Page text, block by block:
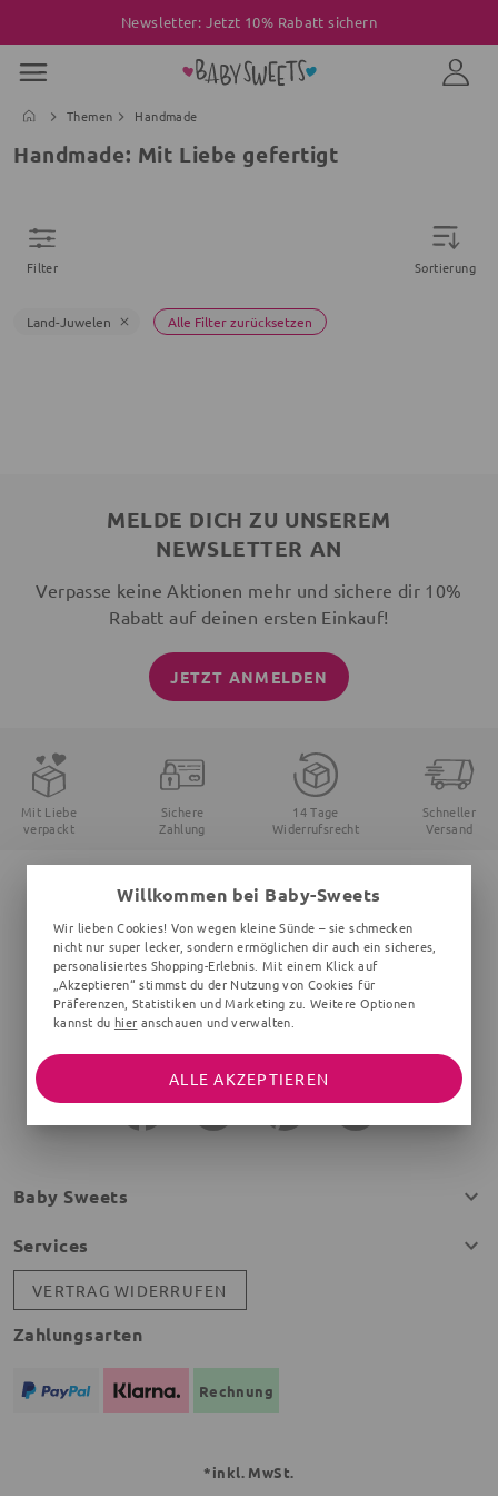
Newsletter: Jetzt 10% Rabatt sichern
Themen Handmade
Handmade: Mit Liebe gefertigt
Filter Sortierung
Land-Juwelen Alle Filter zurücksetzen
MELDE DICH ZU UNSEREM
NEWSLETTER AN
Verpasse keine Aktionen mehr und sichere dir 10%
Rabatt auf deinen ersten Einkauf!
JETZT ANMELDEN
Mit Liebe
verpackt
Sichere
Zahlung
14 Tage
Widerrufsrecht
Schneller
Versand
Hast du Fragen, Probleme oder Anregungen?
Kontaktiere unseren Kundenservice:
support@baby-sweets.de
Montag - Freitag von 08:00 - 16:00 Uhr
Baby Sweets
Services
VERTRAG WIDERRUFEN
Zahlungsarten
Rechnung
*inkl. MwSt.
Willkommen bei Baby-Sweets
Wir lieben Cookies! Von wegen kleine Sünde – sie schmecken
nicht nur super lecker, sondern ermöglichen dir auch ein sicheres,
personalisiertes Shopping-Erlebnis. Mit einem Klick auf
„Akzeptieren“ stimmst du der Nutzung von Cookies für
Präferenzen, Statistiken und Marketing zu. Weitere Optionen
kannst du hier anschauen und verwalten.
ALLE AKZEPTIEREN